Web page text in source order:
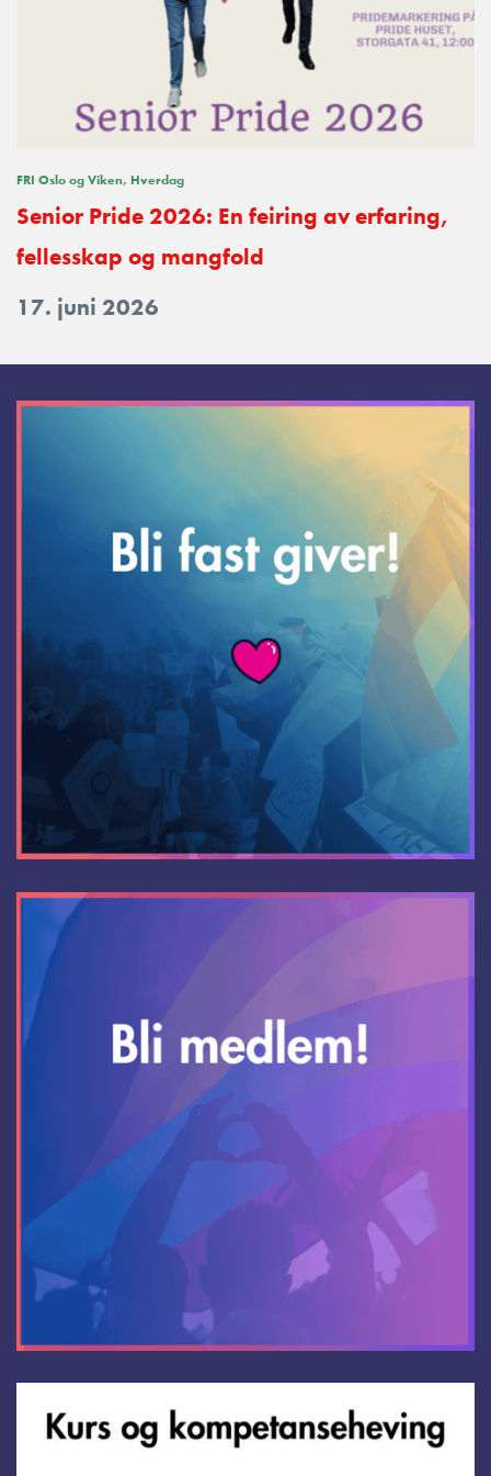
FRI Oslo og Viken Hverdag
Senior Pride 2026: En feiring av erfaring,
fellesskap og mangfold
17. juni 2026